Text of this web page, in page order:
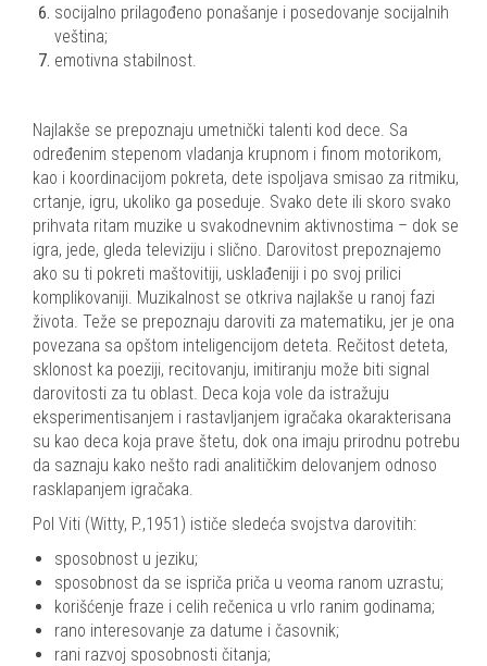
socijalno prilagođeno ponašanje i posedovanje socijalnih
veština;
emotivna stabilnost.
Najlakše se prepoznaju umetnički talenti kod dece. Sa
određenim stepenom vladanja krupnom i finom motorikom,
kao i koordinacijom pokreta, dete ispoljava smisao za ritmiku,
crtanje, igru, ukoliko ga poseduje. Svako dete ili skoro svako
prihvata ritam muzike u svakodnevnim aktivnostima – dok se
igra, jede, gleda televiziju i slično. Darovitost prepoznajemo
ako su ti pokreti maštovitiji, usklađeniji i po svoj prilici
komplikovaniji. Muzikalnost se otkriva najlakše u ranoj fazi
života. Teže se prepoznaju daroviti za matematiku, jer je ona
povezana sa opštom inteligencijom deteta. Rečitost deteta,
sklonost ka poeziji, recitovanju, imitiranju može biti signal
darovitosti za tu oblast. Deca koja vole da istražuju
eksperimentisanjem i rastavljanjem igračaka okarakterisana
su kao deca koja prave štetu, dok ona imaju prirodnu potrebu
da saznaju kako nešto radi analitičkim delovanjem odnoso
rasklapanjem igračaka.
Pol Viti (Witty, P.,1951) ističe sledeća svojstva darovitih:
sposobnost u jeziku;
sposobnost da se ispriča priča u veoma ranom uzrastu;
korišćenje fraze i celih rečenica u vrlo ranim godinama;
rano interesovanje za datume i časovnik;
rani razvoj sposobnosti čitanja;